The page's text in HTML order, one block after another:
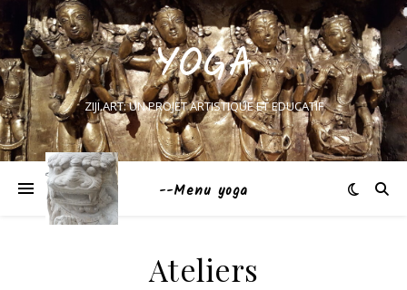
YOGA
ZIJI.ART: UN PROJET ARTISTIQUE ET EDUCATIF
--Menu yoga
Ateliers